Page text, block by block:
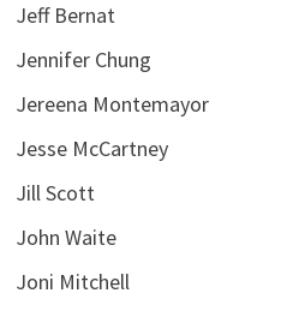
Jeff Bernat
Jennifer Chung
Jereena Montemayor
Jesse McCartney
Jill Scott
John Waite
Joni Mitchell